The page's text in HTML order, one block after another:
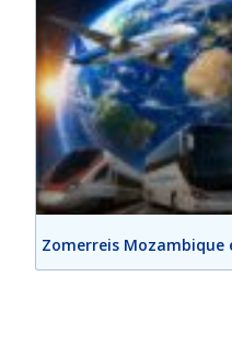
Zomerreis Mozambique